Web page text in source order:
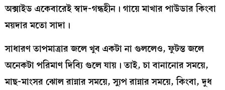
অক্সাইড একেবারেই স্বাদ-গন্ধহীন। গায়ে মাখার পাউডার কিংবা
ময়দার মতো সাদা।
সাধারণ তাপমাত্রার জলে খুব একটা না গুললেও, ফুটন্ত জলে
অনেকটা পরিমাণ দিব্যি গুলে যায়। তাই, চা বানানোর সময়ে,
মাছ-মাংসর ঝোল রান্নার সময়ে, স্যুপ রান্নার সময়ে, কিংবা, দুধ